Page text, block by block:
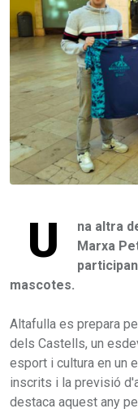
U
na altra
Marxa
mascotes.
Altafulla es prepara
dels Castells, un
esport i cultura en un
inscrits i la previsió
destaca aquest any